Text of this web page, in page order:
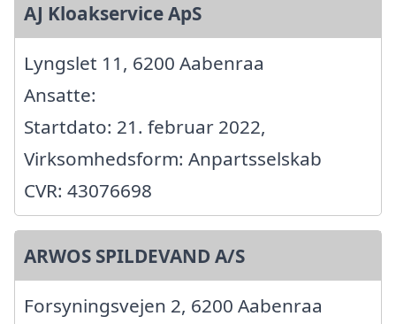
AJ Kloakservice ApS
Lyngslet 11, 6200 Aabenraa
Ansatte:
Startdato: 21. februar 2022,
Virksomhedsform: Anpartsselskab
CVR: 43076698
ARWOS SPILDEVAND A/S
Forsyningsvejen 2, 6200 Aabenraa